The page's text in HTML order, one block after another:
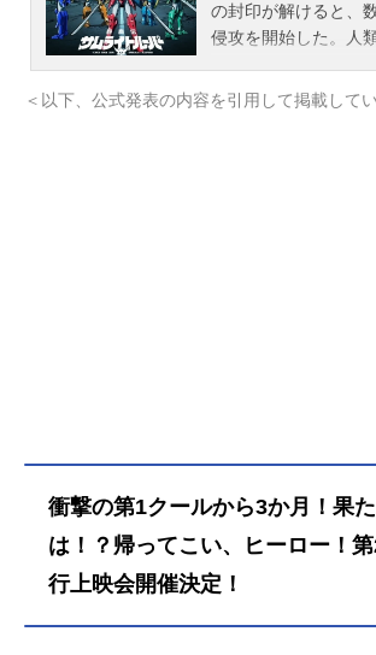
の封印が解けると、
侵攻を開始した。人
ち。その名は、サム
麻：野島裕史伊達征
羅真我：小西克幸サ
サイゾウ：鳥海浩輔
和イサニュードー：
＜以下、公式発表の内容を引用して掲載して
衝撃の第1クールから3か月！果
は！？帰ってこい、ヒーロー！
行上映会開催決定！